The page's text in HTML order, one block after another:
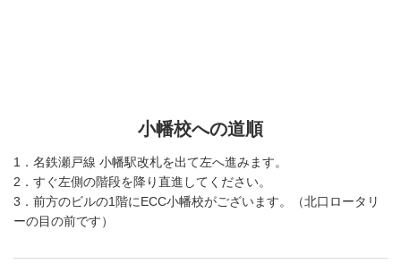
小幡校への道順
1．名鉄瀬戸線 小幡駅改札を出て左へ進みます。
2．すぐ左側の階段を降り直進してください。
3．前方のビルの1階にECC小幡校がございます。（北口ロータリ
ーの目の前です）